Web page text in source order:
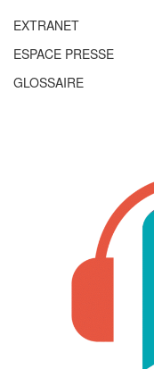
EXTRANET
ESPACE PRESSE
GLOSSAIRE